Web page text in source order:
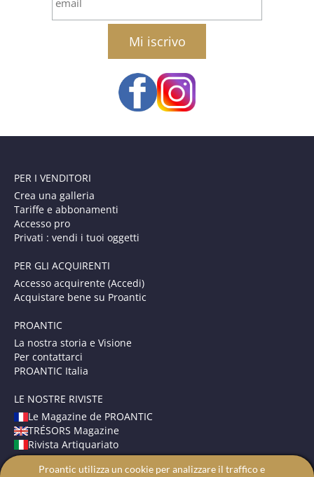
email
PER I VENDITORI
Crea una galleria
Tariffe e abbonamenti
Accesso pro
Privati : vendi i tuoi oggetti
PER GLI ACQUIRENTI
Accesso acquirente (Accedi)
Acquistare bene su Proantic
PROANTIC
La nostra storia e Visione
Per contattarci
PROANTIC Italia
LE NOSTRE RIVISTE
Le Magazine de PROANTIC
TRÉSORS Magazine
Rivista Artiquariato
TERMINI E CONDIZIONI
Proantic utilizza un cookie per analizzare il traffico e